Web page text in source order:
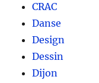
CRAC
Danse
Design
Dessin
Dijon